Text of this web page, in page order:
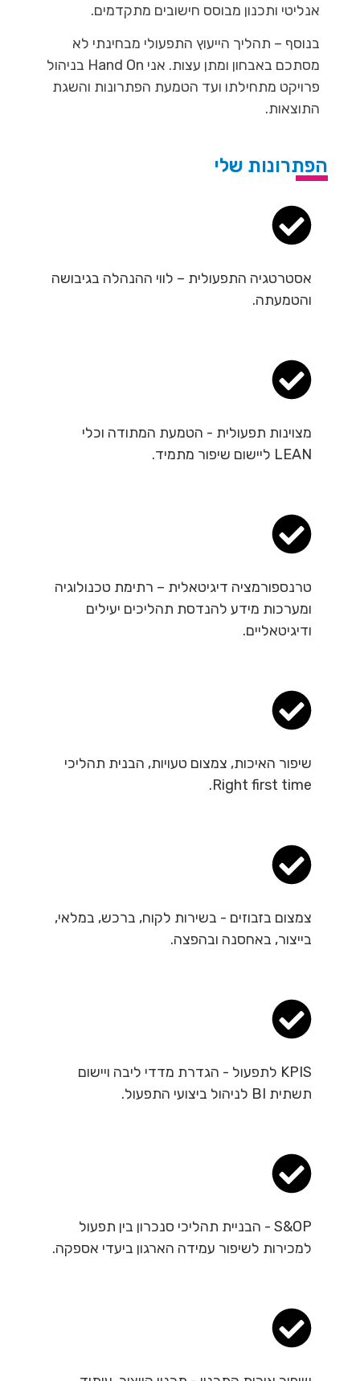
אנליטי ותכנון מבוסס חישובים מתקדמים.
בנוסף – תהליך הייעוץ התפעולי מבחינתי לא
מסתכם באבחון ומתן עצות. אני Hand On בניהול
פרויקט מתחילתו ועד הטמעת הפתרונות והשגת
התוצאות.
הפתרונות שלי
אסטרטגיה התפעולית – לווי ההנהלה בגיבושה
והטמעתה.
מצוינות תפעולית - הטמעת המתודה וכלי
LEAN ליישום שיפור מתמיד.
טרנספורמציה דיגיטאלית – רתימת טכנולוגיה
ומערכות מידע להנדסת תהליכים יעילים
ודיגיטאליים.
שיפור האיכות, צמצום טעויות, הבנית תהליכי
Right first time.
צמצום בזבוזים - בשירות לקוח, ברכש, במלאי,
בייצור, באחסנה ובהפצה.
KPIS לתפעול - הגדרת מדדי ליבה ויישום
תשתית BI לניהול ביצועי התפעול.
S&OP - הבניית תהליכי סנכרון בין תפעול
למכירות לשיפור עמידה הארגון ביעדי אספקה.